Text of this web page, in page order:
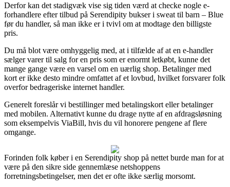
Derfor kan det stadigvæk vise sig tiden værd at checke nogle e-
forhandlere efter tilbud på Serendipity bukser i sweat til barn – Blue
før du handler, så man ikke er i tvivl om at modtage den billigste
pris.
Du må blot være omhyggelig med, at i tilfælde af at en e-handler
sælger varer til salg for en pris som er enormt letkøbt, kunne det
mange gange være en varsel om en uærlig shop. Betalinger med
kort er ikke desto mindre omfattet af et lovbud, hvilket forsvarer folk
overfor bedrageriske internet handler.
Generelt foreslår vi bestillinger med betalingskort eller betalinger
med mobilen. Alternativt kunne du drage nytte af en afdragsløsning
som eksempelvis ViaBill, hvis du vil honorere pengene af flere
omgange.
Forinden folk køber i en Serendipity shop på nettet burde man for at
være på den sikre side gennemlæse netshoppens
forretningsbetingelser, men det er ofte ikke særlig morsomt.